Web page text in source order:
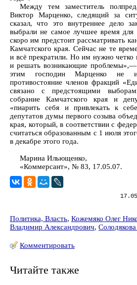
Между тем заместитель
Виктор Марценко, следящий за
сказал, что это внутреннее дело
выбрали не самое лучшее время для
скоро им предстоит рассматривать
Камчатского края. Сейчас не те
и всё прекратили. Но им нужно четко
и решать возникающие
этим господин Марценко не
противостояние членов фракций
связано с предстоящими
собрание Камчатского края и
«пиарить себя и привлекать к
депутатов думы первого созыва
края, который, в соответствии с
считаться образованным с 1 июля
в декабре этого года.
Марина Ильющенко,
«Коммерсант», № 83, 17.05.07.
Политика, Власть, Кожемяко Олег
Владимир Александрович,
Комментировать
Читайте также